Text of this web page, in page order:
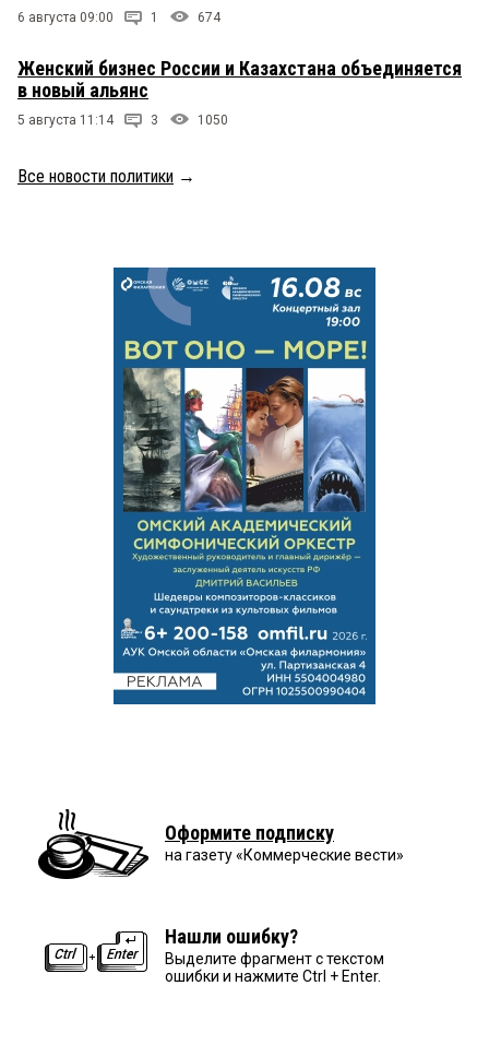
6 августа 09:00 1 674
Женский бизнес России и Казахстана объединяется
в новый альянс
5 августа 11:14 3 1050
Все новости политики →
Оформите подписку
на газету «Коммерческие вести»
Нашли ошибку?
Выделите фрагмент с текстом
ошибки и нажмите Ctrl + Enter.